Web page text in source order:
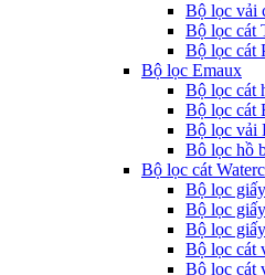
Bộ lọc vải
Bộ lọc cát
Bộ lọc cát
Bộ lọc Emaux
Bộ lọc cát
Bộ lọc cát
Bộ lọc vải
Bô lọc hồ
Bộ lọc cát
Bộ lọc
Bộ lọc
Bộ lọc
Bộ lọc cát
Bộ lọc cát